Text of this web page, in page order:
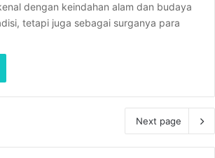
dengan keindahan alam dan budaya
tetapi juga sebagai surganya para
Next page